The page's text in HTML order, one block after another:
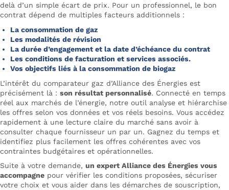
delà d’un simple écart de prix. Pour un professionnel, le bon
contrat dépend de multiples facteurs additionnels :
La consommation de gaz
Les modalités de révision
La durée d’engagement et la date d’échéance du contrat
Les conditions de facturation et services associés.
Vos objectifs liés à la consommation de biogaz
L’intérêt du comparateur gaz d’Alliance des Énergies est
précisément là : son résultat personnalisé. Connecté en temps
réel aux marchés de l’énergie, notre outil analyse et hiérarchise
les offres selon vos données et vos réels besoins. Vous accédez
rapidement à une lecture claire du marché sans avoir à
consulter chaque fournisseur un par un. Gagnez du temps et
identifiez plus facilement les offres cohérentes avec vos
contraintes budgétaires et opérationnelles.
Suite à votre demande, un expert Alliance des Énergies vous
accompagne pour vérifier les conditions proposées, sécuriser
votre choix et vous aider dans les démarches de souscription,